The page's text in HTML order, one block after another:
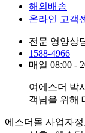
해외배송
온라인 고객
전문 영양상
1588-4966
매일 08:00 -
여에스더 박
객님을 위해
에스더몰 사업자정